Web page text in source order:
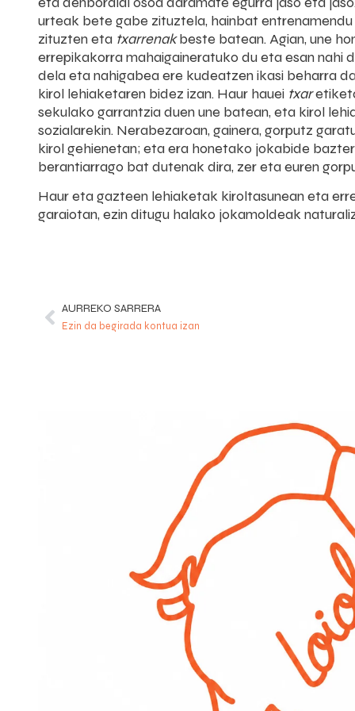
urteak bete gabe zituztela, hainbat
zituzten eta txarrenakbeste batean. Agian, une
errepikakorra mahaigaineratuko du eta esan nahi
dela eta nahigabea ere kudeatzen ikasi beharra
kirol lehiaketaren bidez izan. Haur hauei txar
sekulako garrantzia duen une batean, eta kirol
sozialarekin. Nerabezaroan, gainera, gorputz
kirol gehienetan; eta era honetako jokabide
berantiarrago bat dutenak dira, zer eta euren
Haur eta gazteen lehiaketak kiroltasunean eta
garaiotan, ezin ditugu halako jokamoldeak
AURREKO SARRERA
Ezin da begirada kontua izan